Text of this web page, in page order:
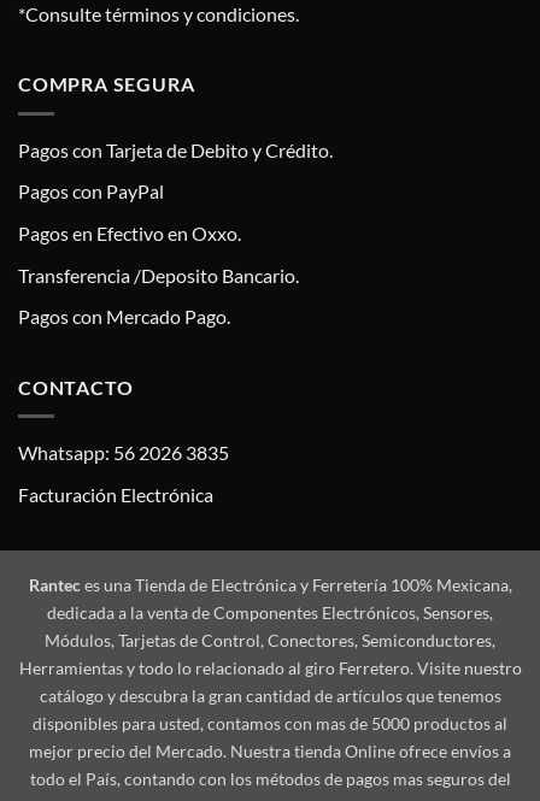
*Consulte términos y condiciones.
COMPRA SEGURA
Pagos con Tarjeta de Debito y Crédito.
Pagos con PayPal
Pagos en Efectivo en Oxxo.
Transferencia /Deposito Bancario.
Pagos con Mercado Pago.
CONTACTO
Whatsapp: 56 2026 3835
Facturación Electrónica
Ranteces una Tienda de Electrónica y Ferretería 100% Mexicana,
dedicada a la venta de Componentes Electrónicos, Sensores,
Módulos, Tarjetas de Control, Conectores, Semiconductores,
Herramientas y todo lo relacionado al giro Ferretero. Visite nuestro
catálogo y descubra la gran cantidad de artículos que tenemos
disponibles para usted, contamos con mas de 5000 productos al
mejor precio del Mercado. Nuestra tienda Online ofrece envíos a
todo el País, contando con los métodos de pagos mas seguros del